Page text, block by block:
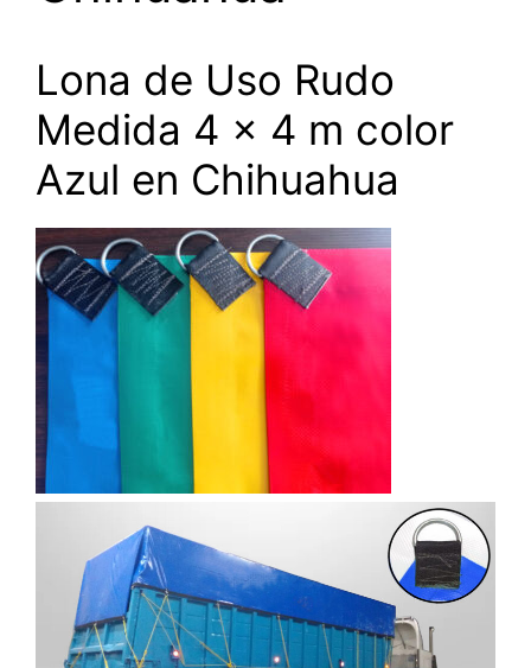
Lona de Uso Rudo
Medida 4 x 4 m color
Azul en Chihuahua